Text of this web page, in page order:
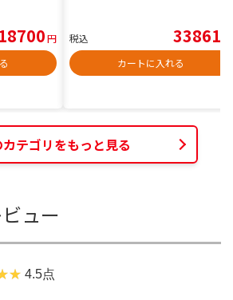
18700円
税込 33861
カートに入れる
カテゴリをもっと見る
ュー
4.5点